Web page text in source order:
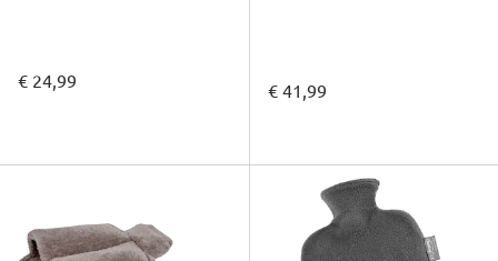
€ 24,99 € 41,99